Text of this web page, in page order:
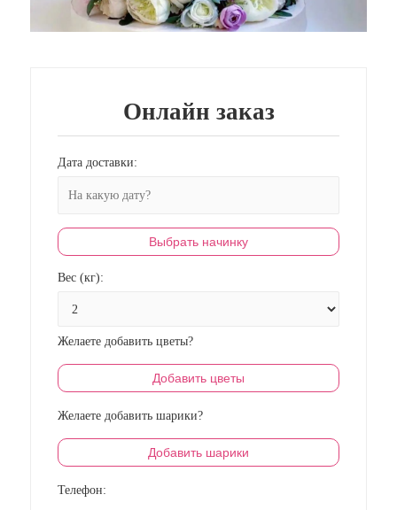
Онлайн заказ
Дата доставки:
Выбрать начинку
Вес (кг):
Желаете добавить цветы?
Добавить цветы
Желаете добавить шарики?
Добавить шарики
Телефон: